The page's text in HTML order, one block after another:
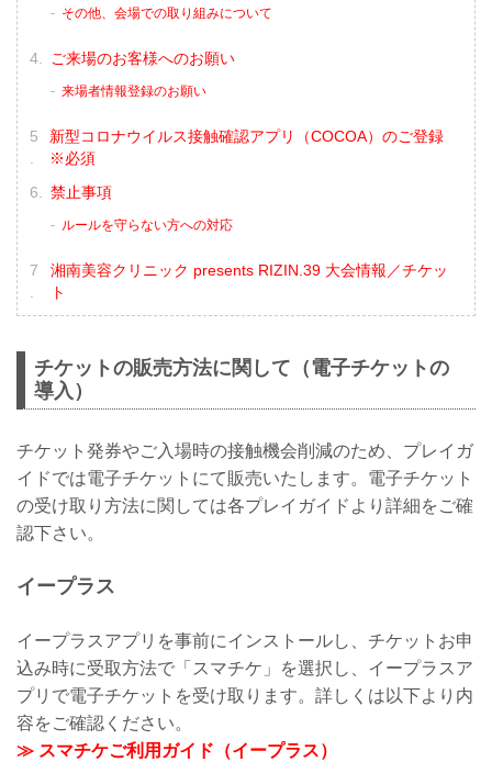
その他、会場での取り組みについて
ご来場のお客様へのお願い
来場者情報登録のお願い
新型コロナウイルス接触確認アプリ（COCOA）のご登録
※必須
禁止事項
ルールを守らない方への対応
湘南美容クリニック presents RIZIN.39 大会情報／チケッ
ト
チケットの販売方法に関して（電子チケットの
導入）
チケット発券やご入場時の接触機会削減のため、プレイガ
イドでは電子チケットにて販売いたします。電子チケット
の受け取り方法に関しては各プレイガイドより詳細をご確
認下さい。
イープラス
イープラスアプリを事前にインストールし、チケットお申
込み時に受取方法で「スマチケ」を選択し、イープラスア
プリで電子チケットを受け取ります。詳しくは以下より内
容をご確認ください。
≫ スマチケご利用ガイド（イープラス）